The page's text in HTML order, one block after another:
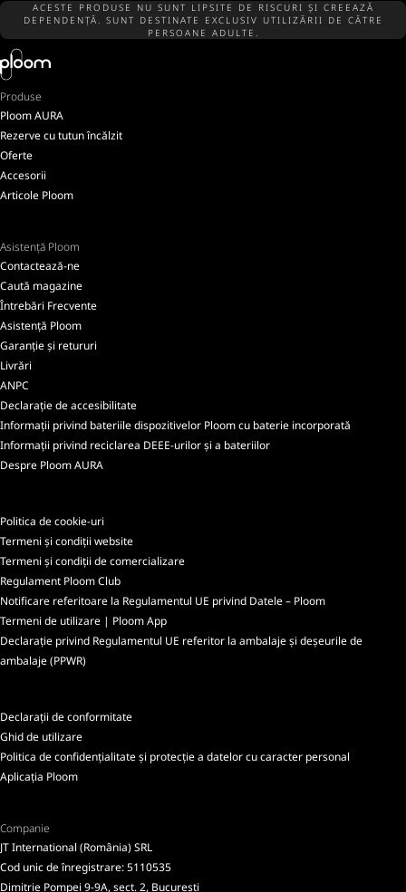
ACESTE PRODUSE NU SUNT LIPSITE DE RISCURI ȘI CREEAZĂ
DEPENDENȚĂ. SUNT DESTINATE EXCLUSIV UTILIZĂRII DE CĂTRE
PERSOANE ADULTE.
Produse
Ploom AURA
Rezerve cu tutun încălzit
Oferte
Accesorii
Articole Ploom
Asistență Ploom
Contactează-ne
Caută magazine
Întrebări Frecvente
Asistență Ploom
Garanție și retururi
Livrări
ANPC
Declarație de accesibilitate
Informații privind bateriile dispozitivelor Ploom cu baterie incorporată
Informații privind reciclarea DEEE-urilor și a bateriilor
Despre Ploom AURA
Politica de cookie-uri
Termeni și condiții website
Termeni și condiții de comercializare
Regulament Ploom Club
Notificare referitoare la Regulamentul UE privind Datele – Ploom
Termeni de utilizare | Ploom App
Declarație privind Regulamentul UE referitor la ambalaje și deșeurile de
ambalaje (PPWR)
Declarații de conformitate
Ghid de utilizare
Politica de confidențialitate și protecție a datelor cu caracter personal
Aplicația Ploom
Companie
JT International (România) SRL
Cod unic de înregistrare: 5110535
Dimitrie Pompei 9-9A, sect. 2, București